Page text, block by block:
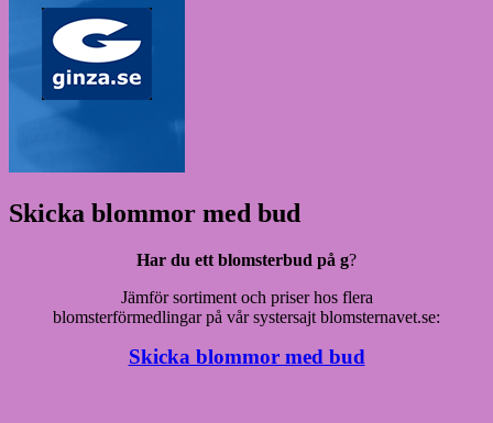
Skicka blommor med bud
Har du ett blomsterbud på g?
Jämför sortiment och priser hos flera
blomsterförmedlingar på vår systersajt blomsternavet.se:
Skicka blommor med bud